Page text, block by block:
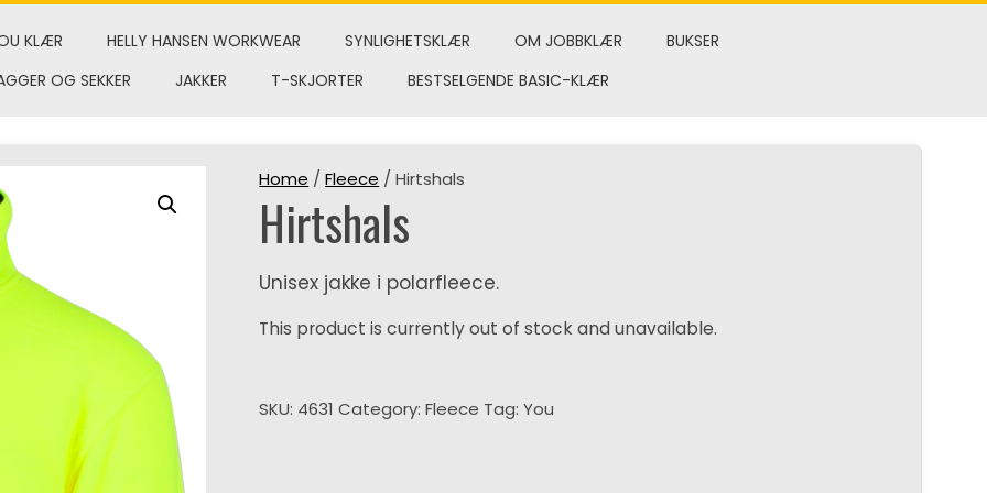
KLÆR HELLY HANSEN WORKWEAR SYNLIGHETSKLÆR OM JOBBKLÆR
BUKSER
OG SEKKER
JAKKER T-SKJORTER BESTSELGENDE BASIC-KLÆR
Home /Fleece / Hirtshals
Hirtshals
Unisex jakke i polarfleece.
This product is currently out of stock and unavailable.
SKU: 4631 Category:Fleece Tag:You